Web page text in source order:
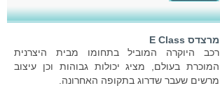
מרצדס E Class
רכב היוקרה המוביל בתחומו מבית היצרנית
המוכרת בעולם, מציג יכולות גבוהות וכן עיצוב
מרשים שעבר שדרוג בתקופה האחרונה.